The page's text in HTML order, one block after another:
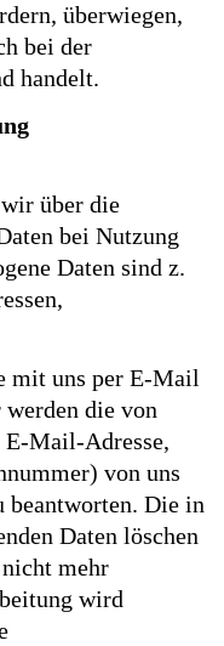
überwiegen,
bei der
handelt.
über die
bei Nutzung
Daten sind z.
mit uns per E-Mail
die von
Mail-Adresse,
von uns
beantworten. Die in
Daten löschen
mehr
wird